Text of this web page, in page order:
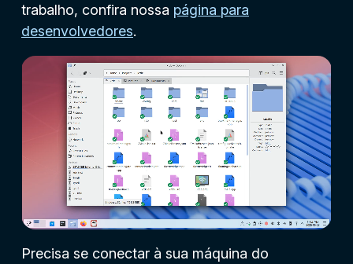
trabalho, confira nossa página para
desenvolvedores.
Precisa se conectar à sua máquina do